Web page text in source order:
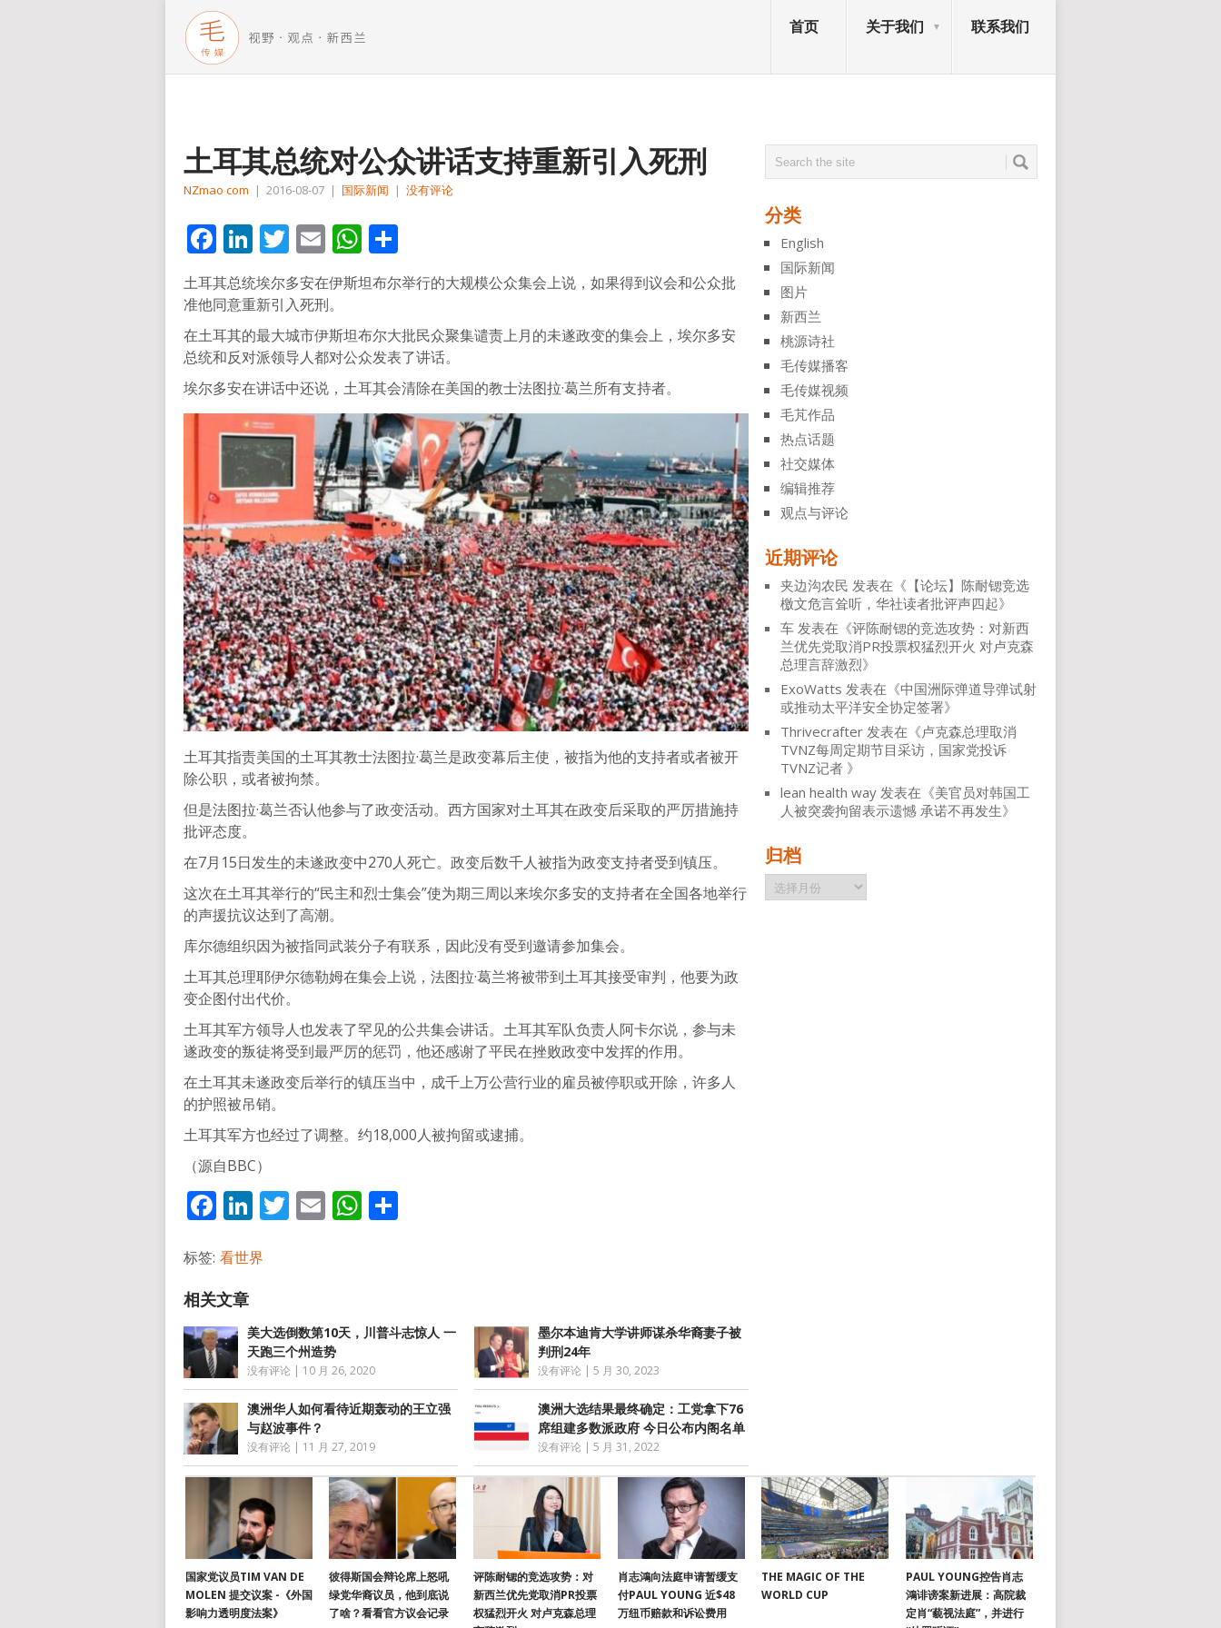
首页 关于我们 联系我们
土耳其总统对公众讲话支持重新引入死刑
NZmao com | 2016-08-07 | 国际新闻 | 没有评论
Facebook
LinkedIn
Twitter
EmailWhatsApp
享
土耳其总统埃尔多安在伊斯坦布尔举行的大规模公众集会上说，如果得到议会和公众批
准他同意重新引入死刑。
在土耳其的最大城市伊斯坦布尔大批民众聚集谴责上月的未遂政变的集会上，埃尔多安
总统和反对派领导人都对公众发表了讲话。
埃尔多安在讲话中还说，土耳其会清除在美国的教士法图拉·葛兰所有支持者。
土耳其指责美国的土耳其教士法图拉·葛兰是政变幕后主使，被指为他的支持者或者被开
除公职，或者被拘禁。
但是法图拉·葛兰否认他参与了政变活动。西方国家对土耳其在政变后采取的严厉措施持
批评态度。
在7月15日发生的未遂政变中270人死亡。政变后数千人被指为政变支持者受到镇压。
这次在土耳其举行的“民主和烈士集会”使为期三周以来埃尔多安的支持者在全国各地举行
的声援抗议达到了高潮。
库尔德组织因为被指同武装分子有联系，因此没有受到邀请参加集会。
土耳其总理耶伊尔德勒姆在集会上说，法图拉·葛兰将被带到土耳其接受审判，他要为政
变企图付出代价。
土耳其军方领导人也发表了罕见的公共集会讲话。土耳其军队负责人阿卡尔说，参与未
遂政变的叛徒将受到最严厉的惩罚，他还感谢了平民在挫败政变中发挥的作用。
在土耳其未遂政变后举行的镇压当中，成千上万公营行业的雇员被停职或开除，许多人
的护照被吊销。
土耳其军方也经过了调整。约18,000人被拘留或逮捕。
（源自BBC）
Facebook
LinkedIn
Twitter
EmailWhatsApp
标签: 看世界
美大选倒数第10天，川普斗志惊人 一
天跑三个州造势
没有评论 | 10 月 26, 2020
墨尔本迪肯大学讲师谋杀华裔妻子被
判刑24年
没有评论 |5 月 30, 2023
澳洲华人如何看待近期轰动的王立强
与赵波事件？
没有评论 | 11 月 27, 2019
澳洲大选结果最终确定：工党拿下76
席组建多数派政府 今日公布内阁名单
没有评论 |5 月 31, 2022
分类
English
国际新闻
图片
新西兰
桃源诗社
毛传媒播客
毛传媒视频
毛芃作品
热点话题
社交媒体
编辑推荐
观点与评论
近期评论
夹边沟农民 发表在《 【论坛】陈耐锶竞选
檄文危言耸听，华社读者批评声四起》
车 发表在《评陈耐锶的竞选攻势：对新西
兰优先党取消PR投票权猛烈开火 对卢克森
总理言辞激烈》
ExoWatts 发表在《中国洲际弹道导弹试射
或推动太平洋安全协定签署》
Thrivecrafter 发表在《卢克森总理取消
TVNZ每周定期节目采访，国家党投诉
TVNZ记者 》
lean health way 发表在《美官员对韩国工
人被突袭拘留表示遗憾 承诺不再发生》
归档
归
档
国家党议员TIM VAN DE
MOLEN 提交议案 -《外国
影响力透明度法案》
彼得斯国会辩论席上怒吼
绿党华裔议员，他到底说
了啥？看看官方议会记录
评陈耐锶的竞选攻势：对
新西兰优先党取消PR投票
权猛烈开火 对卢克森总理
肖志鴻向法庭申请暂缓支
付PAUL YOUNG 近$48
万纽币赔款和诉讼费用
THE MAGIC OF THE
WORLD CUP
PAUL YOUNG控告肖志
鴻诽谤案新进展：高院裁
定肖“藐视法庭”，并进行